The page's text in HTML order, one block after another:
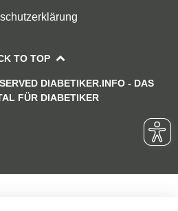
TO TOP
DIABETIKER.INFO - DAS
FÜR DIABETIKER